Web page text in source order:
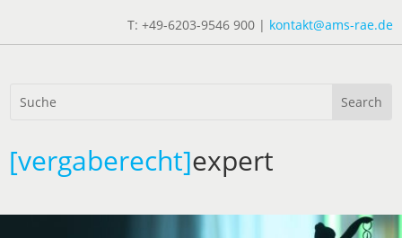
T: +49-6203-9546 900 | kontakt@ams-rae.de
[vergaberecht]expert